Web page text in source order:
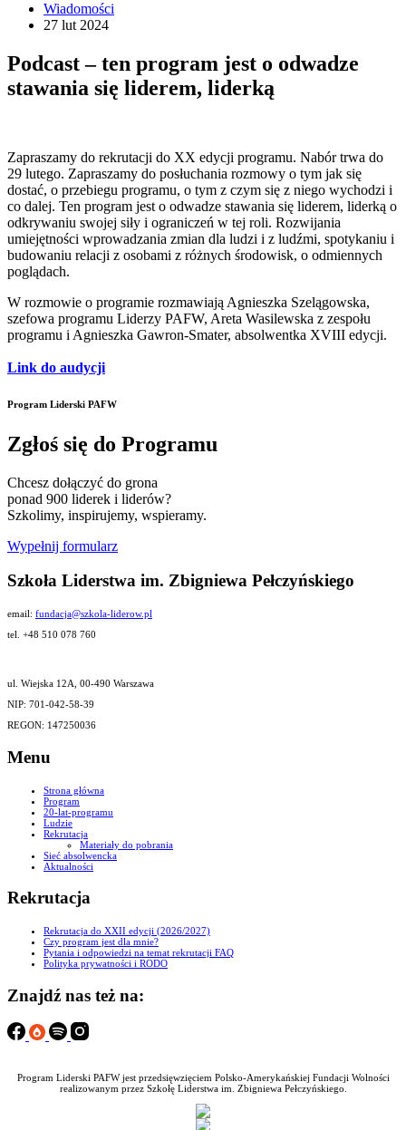
Wiadomości
27 lut 2024
Podcast – ten program jest o odwadze
stawania się liderem, liderką
Zapraszamy do rekrutacji do XX edycji programu. Nabór trwa do
29 lutego. Zapraszamy do posłuchania rozmowy o tym jak się
dostać, o przebiegu programu, o tym z czym się z niego wychodzi i
co dalej. Ten program jest o odwadze stawania się liderem, liderką o
odkrywaniu swojej siły i ograniczeń w tej roli. Rozwijania
umiejętności wprowadzania zmian dla ludzi i z ludźmi, spotykaniu i
budowaniu relacji z osobami z różnych środowisk, o odmiennych
poglądach.
W rozmowie o programie rozmawiają Agnieszka Szelągowska,
szefowa programu Liderzy PAFW, Areta Wasilewska z zespołu
programu i Agnieszka Gawron-Smater, absolwentka XVIII edycji.
Link do audycji
Program Liderski PAFW
Zgłoś się do Programu
Chcesz dołączyć do grona
ponad 900 liderek i liderów?
Szkolimy, inspirujemy, wspieramy.
Wypełnij formularz
Szkoła Liderstwa im. Zbigniewa Pełczyńskiego
email: fundacja@szkola-liderow.pl
tel. +48 510 078 760
ul. Wiejska 12A, 00-490 Warszawa
NIP: 701-042-58-39
REGON: 147250036
Menu
Strona główna
Program
20-lat-programu
Ludzie
Rekrutacja
Materiały do pobrania
Sieć absolwencka
Aktualności
Rekrutacja
Rekrutacja do XXII edycji (2026/2027)
Czy program jest dla mnie?
Pytania i odpowiedzi na temat rekrutacji FAQ
Polityka prywatności i RODO
Znajdź nas też na:
Program Liderski PAFW jest przedsięwzięciem Polsko-Amerykańskiej Fundacji Wolności
realizowanym przez Szkołę Liderstwa im. Zbigniewa Pełczyńskiego.